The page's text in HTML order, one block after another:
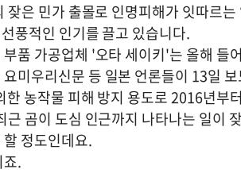
잦은 민가 출몰로 인명피해가 잇따르
풍적인 인기를 끌고 있습니다.
품 가공업체 '오타 세이키'는 올해 들
미우리신문 등 일본 언론들이 13일
한 농작물 피해 방지 용도로 2016년부
근 곰이 도심 인근까지 나타나는 일이
정도인데요.
.